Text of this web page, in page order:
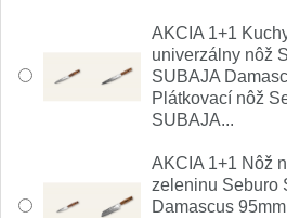
Nože Samura MO-V 4
Nože Samura Bamboo 1
Brúsky na nože 9
AKCIA 1+1
univerzálny nôž
SUBAJA
Plátkovací nôž
SUBAJA...
AKCIA 1+1 Nôž
zeleninu Seburo
Damascus